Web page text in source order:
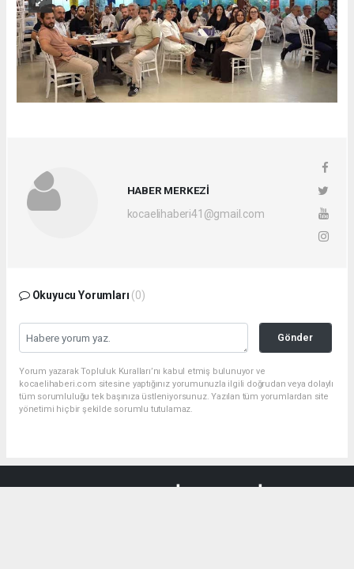
HABER MERKEZİ
kocaelihaberi41@gmail.com
Okuyucu Yorumları (0)
Gönder
Yorum yazarak Topluluk Kuralları’nı kabul etmiş bulunuyor ve
kocaelihaberi.com sitesine yaptığınız yorumunuzla ilgili doğrudan veya dolaylı
tüm sorumluluğu tek başınıza üstleniyorsunuz. Yazılan tüm yorumlardan site
yönetimi hiçbir şekilde sorumlu tutulamaz.